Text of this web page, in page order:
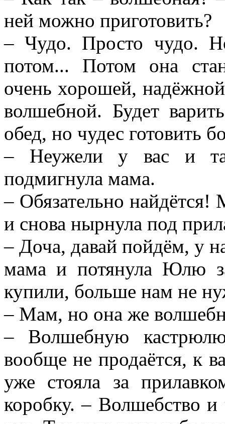
ней можно приготовить?
– Чудо. Просто чудо.
потом... Потом она
очень хорошей,
волшебной. Будет
обед, но чудес готовить
– Неужели у вас и
подмигнула мама.
– Обязательно
и снова нырнула под
– Доча, давай пойдём, у
мама и потянула Юлю
купили, больше нам не
– Мам, но она же
– Волшебную
вообще не продаётся, к
уже стояла за
коробку. – Волшебство